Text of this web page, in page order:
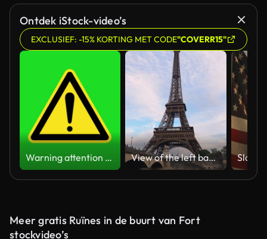
Ontdek iStock-video’s
EXCLUSIEF: -15% KORTING MET CODE"COVERR15"
Warning attention yellow hazard message street sign 4k green screen caution animation View of the left bank of the Seine River, the Eiffel Tower, boats sailing on the river, the Quai Jacques-Chirac embankment and Pont d'Iena, Jena Bridge spanning the River Seine of Paris, France.
Meer gratis Ruïnes in de buurt van Fort
stockvideo’s